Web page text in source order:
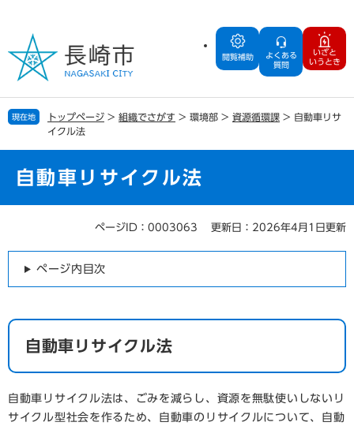
の
で
す
ー
ば
し
閲覧補助
よくある
質問
いざと
いうとき
現在地 トップページ > 組織でさがす > 環境部 > 資源循環課 > 自動車リサ
イクル法
自動車リサイクル法
ページID：0003063 更新日：2026年4月1日更新
ページ内目次
自動車リサイクル法
自動車リサイクル法は、ごみを減らし、資源を無駄使いしないリ
サイクル型社会を作るため、自動車のリサイクルについて、自動